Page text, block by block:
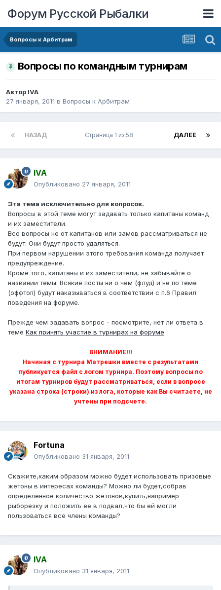
Форум Русской Рыбалки
Вопросы к Арбитрам
Вопросы по командным турнирам
Автор IVA
27 января, 2011 в Вопросы к Арбитрам
НАЗАД ДАЛЕЕ
Страница 1 из 58
IVA
Опубликовано 27 января, 2011
Эта тема исключительно для вопросов.
Вопросы в этой теме могут задавать только капитаны команд
и их заместители.
Все вопросы не от капитанов или замов рассматриваться не
будут. Они будут просто удаляться.
При первом нарушении этого требования команда получает
предупреждение.
Кроме того, капитаны и их заместители, не забывайте о
названии темы. Всякие посты ни о чем (флуд) и не по теме
(оффтоп) будут наказываться в соответствии с п.6 Правил
поведения на форуме.
Прежде чем задавать вопрос - посмотрите, нет ли ответа в
теме Как принять участие в турнирах на форуме
ВНИМАНИЕ!!!
Начиная с турнира Матрешки вместе с результатами
публикуется файл с логом турнира. Поэтому вопросы по
итогам турниров будут рассматриваться, если в вопросе
указана строка (строки) из лога, которые как Вы считаете, не
учтены при подсчете.
Fortuna
Опубликовано 31 января, 2011
Скажите,каким образом можно будет использовать призовые
жетоны в интересах команды? Можно ли будет,собрав
определенное количество жетонов,купить,например
рыборезку и положить ее в подвал,что бы ей могли
пользоваться все члены команды?
IVA
Опубликовано 31 января, 2011